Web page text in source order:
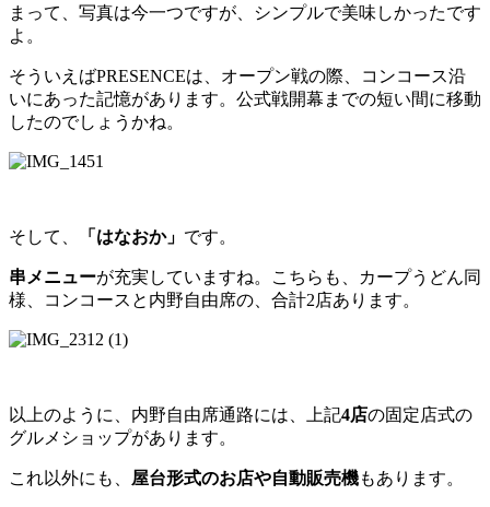
まって、写真は今一つですが、シンプルで美味しかったです
よ。
そういえばPRESENCEは、オープン戦の際、コンコース沿
いにあった記憶があります。公式戦開幕までの短い間に移動
したのでしょうかね。
そして、 「はなおか」 です。
串メニューが充実していますね。こちらも、カープうどん同
様、コンコースと内野自由席の、合計2店あります。
以上のように、内野自由席通路には、上記4店の固定店式の
グルメショップがあります。
これ以外にも、 屋台形式のお店や自動販売機もあります。